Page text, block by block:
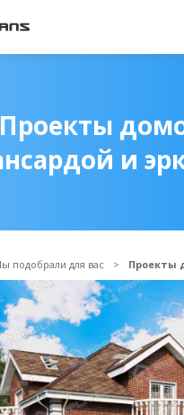
Проекты
и
подобрали для вас Проекты
файл
покупки